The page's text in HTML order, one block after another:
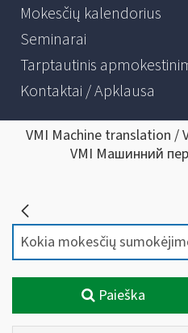
Mokesčių kalendorius
Seminarai
Tarptautinis
Kontaktai / Apklausa
VMI Machine translation
VMI Машинний
Paieška